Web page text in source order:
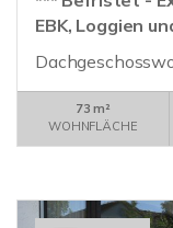
EBK, Loggien
73 m²
WOHNFLÄCHE